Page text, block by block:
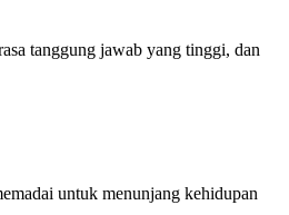
tanggung jawab yang tinggi, dan
untuk menunjang kehidupan